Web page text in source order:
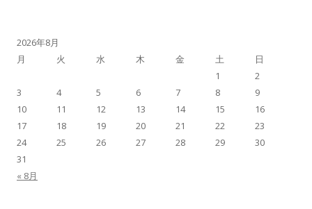
2026年8月
月
火 水 木 金 土 日
« 8月
1
2
3
4 5 6 7 8
9
10
11 12 13 14 15
16
17
18 19 20 21 22
23
24
25 26 27 28 29
30
31